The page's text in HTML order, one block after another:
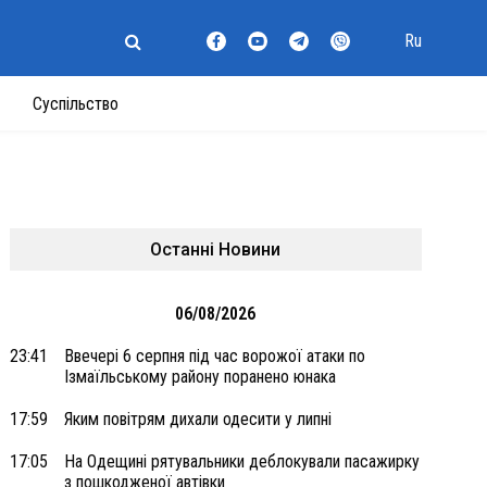
Суспільство
Ru
Останні Новини
06/08/2026
23:41
Ввечері 6 серпня під час ворожої атаки по
Ізмаїльському району поранено юнака
17:59 Яким повітрям дихали одесити у липні
17:05
На Одещині рятувальники деблокували пасажирку
з пошкодженої автівки